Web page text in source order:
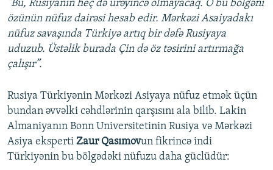
"Bu, Rusiyanın heç də ürəyincə olmayacaq. O bu bölgəni
özünün nüfuz dairəsi hesab edir. Mərkəzi Asaiyadakı
nüfuz savaşında Türkiyə artıq bir dəfə Rusiyaya
uduzub. Üstəlik burada Çin də öz təsirini artırmağa
çalışır”.
Rusiya Türkiyənin Mərkəzi Asiyaya nüfuz etmək üçün
bundan əvvəlki cəhdlərinin qarşısını ala bilib. Lakin
Almaniyanın Bonn Universitetinin Rusiya və Mərkəzi
Asiya eksperti Zaur Qasımovun fikrincə indi
Türkiyənin bu bölgədəki nüfuzu daha güclüdür: